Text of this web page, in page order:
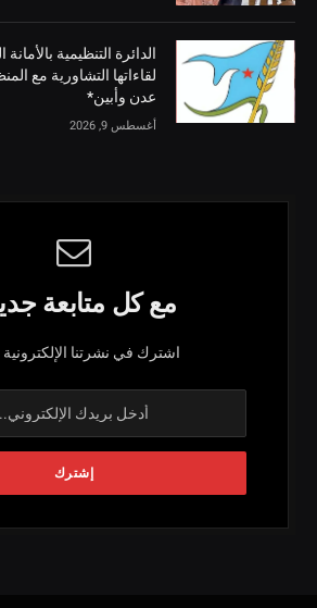
الدائرة التنظيمية
لقاءاتها التشاورية مع
عدن وأبين*
أغسطس 9, 2026
مع كل متابعة
اشترك في نشرتنا الإلكترونية